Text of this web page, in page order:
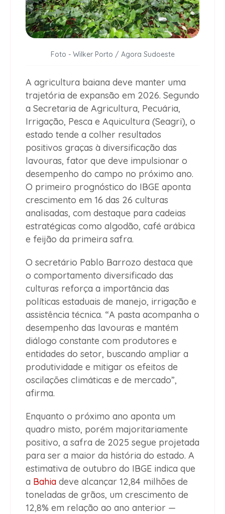
Foto - Wilker Porto / Agora Sudoeste
A agricultura baiana deve manter uma
trajetória de expansão em 2026. Segundo
a Secretaria de Agricultura, Pecuária,
Irrigação, Pesca e Aquicultura (Seagri), o
estado tende a colher resultados
positivos graças à diversificação das
lavouras, fator que deve impulsionar o
desempenho do campo no próximo ano.
O primeiro prognóstico do IBGE aponta
crescimento em 16 das 26 culturas
analisadas, com destaque para cadeias
estratégicas como algodão, café arábica
e feijão da primeira safra.
O secretário Pablo Barrozo destaca que
o comportamento diversificado das
culturas reforça a importância das
políticas estaduais de manejo, irrigação e
assistência técnica. “A pasta acompanha o
desempenho das lavouras e mantém
diálogo constante com produtores e
entidades do setor, buscando ampliar a
produtividade e mitigar os efeitos de
oscilações climáticas e de mercado”,
afirma.
Enquanto o próximo ano aponta um
quadro misto, porém majoritariamente
positivo, a safra de 2025 segue projetada
para ser a maior da história do estado. A
estimativa de outubro do IBGE indica que
a Bahia deve alcançar 12,84 milhões de
toneladas de grãos, um crescimento de
12,8% em relação ao ano anterior —